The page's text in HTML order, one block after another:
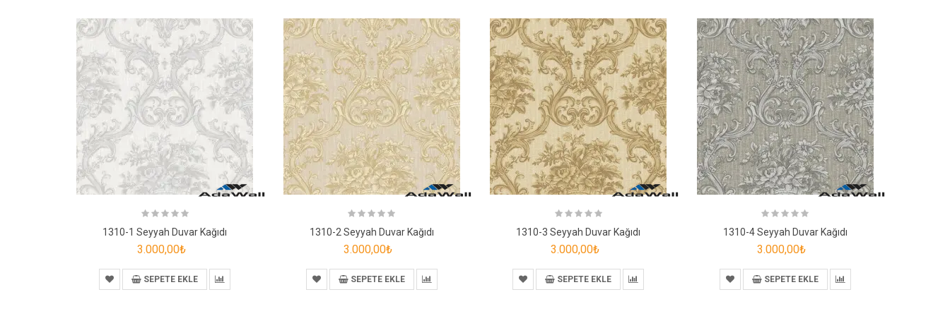
1310-1 Seyyah Duvar Kağıdı
3.000,00₺
SEPETE EKLE
1310-2 Seyyah Duvar Kağıdı
3.000,00₺
SEPETE EKLE
1310-3 Seyyah Duvar Kağıdı
3.000,00₺
SEPETE EKLE
1310-4 Seyyah Duvar Kağıdı
3.000,00₺
SEPETE EKLE